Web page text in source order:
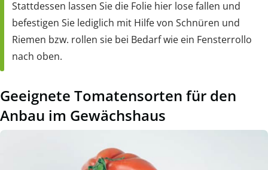
Stattdessen lassen Sie die Folie hier lose fallen und
befestigen Sie lediglich mit Hilfe von Schnüren und
Riemen bzw. rollen sie bei Bedarf wie ein Fensterrollo
nach oben.
Geeignete Tomatensorten für den
Anbau im Gewächshaus